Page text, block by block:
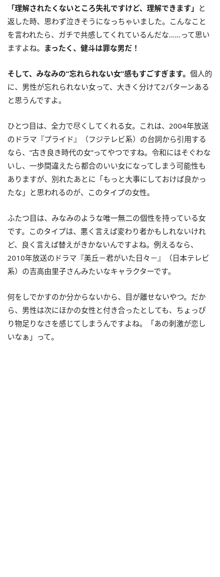
「理解されたくないところ失礼ですけど、理解できます」 と
返した時、思わず泣きそうになっちゃいました。こんなこと
を言われたら、ガチで共感してくれているんだな……って思い
ますよね。 まったく、健斗は罪な男だ！
そして、みなみの“忘れられない女”感もすごすぎます。 個人的
に、男性が忘れられない女って、大きく分けて2パターンある
と思うんですよ。
ひとつ目は、全力で尽くしてくれる女。これは、2004年放送
のドラマ『プライド』（フジテレビ系）の台詞から引用する
なら、“古き良き時代の女”ってやつですね。令和にはそぐわな
いし、一歩間違えたら都合のいい女になってしまう可能性も
ありますが、別れたあとに「もっと大事にしておけば良かっ
たな」と思われるのが、このタイプの女性。
ふたつ目は、みなみのような唯一無二の個性を持っている女
です。このタイプは、悪く言えば変わり者かもしれないけれ
ど、良く言えば替えがきかないんですよね。例えるなら、
2010年放送のドラマ『美丘－君がいた日々－』（日本テレビ
系）の吉高由里子さんみたいなキャラクターです。
何をしでかすのか分からないから、目が離せないやつ。だか
ら、男性は次にほかの女性と付き合ったとしても、ちょっぴ
り物足りなさを感じてしまうんですよね。「あの刺激が恋し
いなぁ」って。